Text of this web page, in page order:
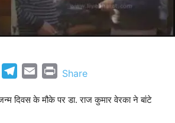
LinkedInTelegram
Email Print
Share
दिवस के मौके पर डा. राज कुमार वेरका ने बांटे